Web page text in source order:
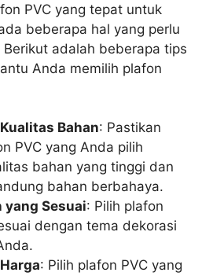
PVC yang tepat untuk
beberapa hal yang perlu
adalah beberapa tips
Anda memilih plafon
Bahan: Pastikan
PVC yang Anda pilih
bahan yang tinggi dan
bahan berbahaya.
yang Sesuai: Pilih plafon
dengan tema dekorasi
: Pilih plafon PVC yang